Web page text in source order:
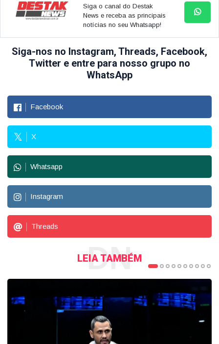
Siga o canal do Destak
News e receba as principais
notícias no seu Whatsapp!
Siga-nos no Instagram, Threads, Facebook,
Twitter e entre para nosso grupo no
WhatsApp
Facebook
X
Whatsapp
Instagram
Threads
LEIA TAMBÉM
DN